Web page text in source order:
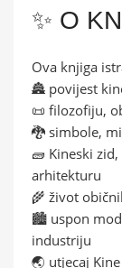
✨ O
Ova knjiga
🏯 povijest
📜 filozofiju,
🐉 simbole,
🧱 Kineski
arhitekturu
🌾 život
🏙️ uspon
industriju
🌏 utjecaj